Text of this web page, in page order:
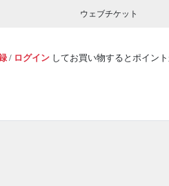
ウェブチケット
/ ログイン してお買い物するとポイント